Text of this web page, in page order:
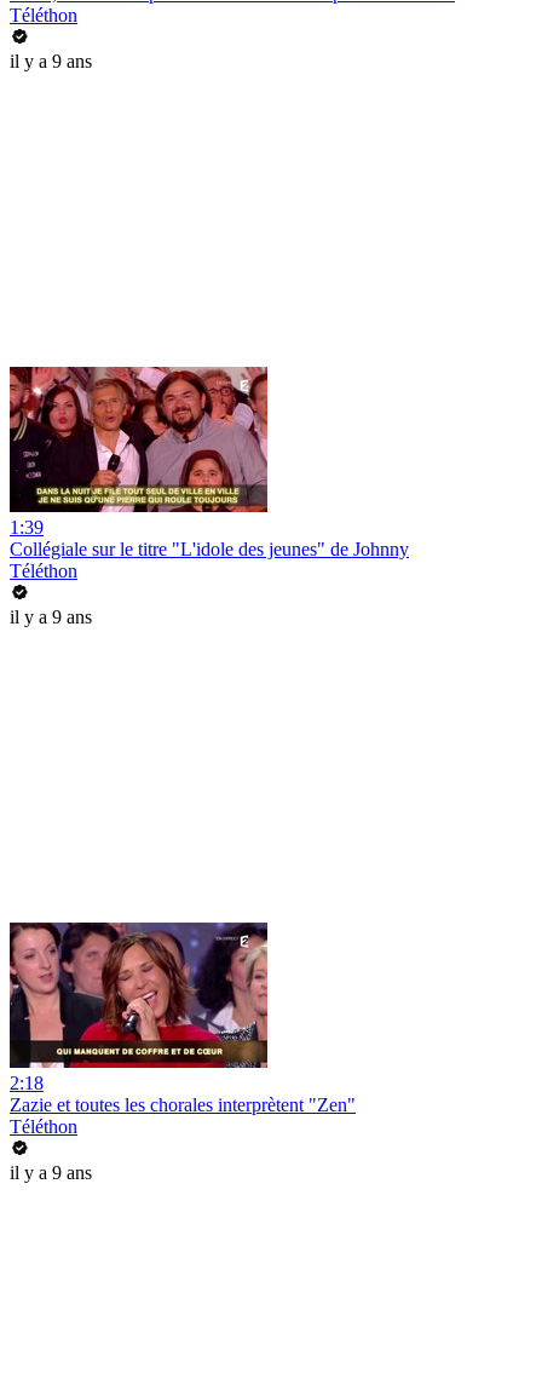
Téléthon
il y a 9 ans
1:39
Collégiale sur le titre "L'idole des jeunes" de Johnny
Téléthon
il y a 9 ans
2:18
Zazie et toutes les chorales interprètent "Zen"
Téléthon
il y a 9 ans